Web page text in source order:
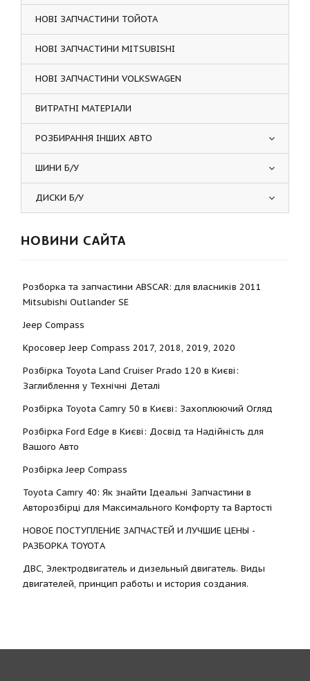
НОВІ ЗАПЧАСТИНИ ТОЙОТА
НОВІ ЗАПЧАСТИНИ MITSUBISHI
НОВІ ЗАПЧАСТИНИ VOLKSWAGEN
ВИТРАТНІ МАТЕРІАЛИ
РОЗБИРАННЯ ІНШИХ АВТО
ШИНИ Б/У
ДИСКИ Б/У
НОВИНИ САЙТА
Розборка та запчастини ABSCAR: для власників 2011
Mitsubishi Outlander SE
Jeep Compass
Кросовер Jeep Compass 2017, 2018, 2019, 2020
Розбірка Toyota Land Cruiser Prado 120 в Києві:
Заглиблення у Технічні Деталі
Розбірка Toyota Camry 50 в Києві: Захоплюючий Огляд
Розбірка Ford Edge в Києві: Досвід та Надійність для
Вашого Авто
Розбірка Jeep Compass
Toyota Camry 40: Як знайти Ідеальні Запчастини в
Авторозбірці для Максимального Комфорту та Вартості
НОВОЕ ПОСТУПЛЕНИЕ ЗАПЧАСТЕЙ И ЛУЧШИЕ ЦЕНЫ -
РАЗБОРКА TOYOTА
ДВС, Электродвигатель и дизельный двигатель. Виды
двигателей, принцип работы и история создания.